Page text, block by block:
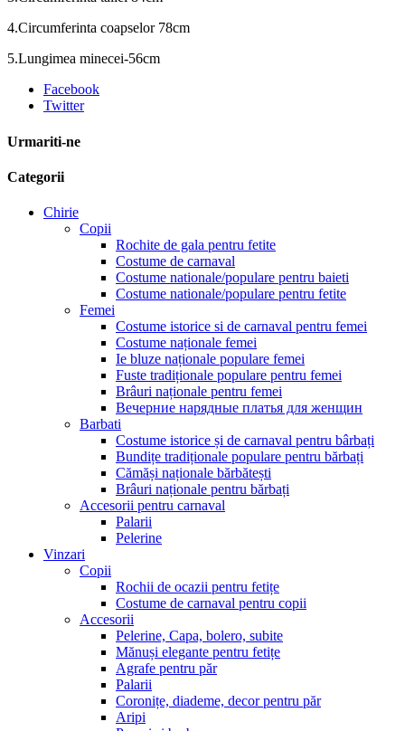
4.Circumferinta coapselor 78cm
5.Lungimea minecei-56cm
Facebook
Twitter
Urmariti-ne
Categorii
Chirie
Copii
Rochite de gala pentru fetite
Costume de carnaval
Costume nationale/populare pentru baieti
Costume nationale/populare pentru fetite
Femei
Costume istorice si de carnaval pentru femei
Costume naționale femei
Ie bluze naționale populare femei
Fuste tradiționale populare pentru femei
Brâuri naționale pentru femei
Вечерние нарядные платья для женщин
Barbati
Costume istorice și de carnaval pentru bârbați
Bundițe tradiționale populare pentru bărbați
Cămăși naționale bărbătești
Brâuri naționale pentru bărbați
Accesorii pentru carnaval
Palarii
Pelerine
Vinzari
Copii
Rochii de ocazii pentru fetițe
Costume de carnaval pentru copii
Accesorii
Pelerine, Capa, bolero, subite
Mănuși elegante pentru fetițe
Agrafe pentru păr
Palarii
Coronițe, diademe, decor pentru păr
Aripi